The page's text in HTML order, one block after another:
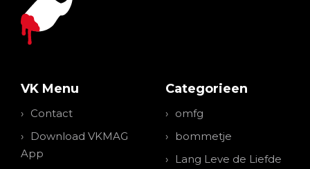
VK Menu
Contact
Download VKMAG
App
Categorieen
omfg
bommetje
Lang Leve de Liefde